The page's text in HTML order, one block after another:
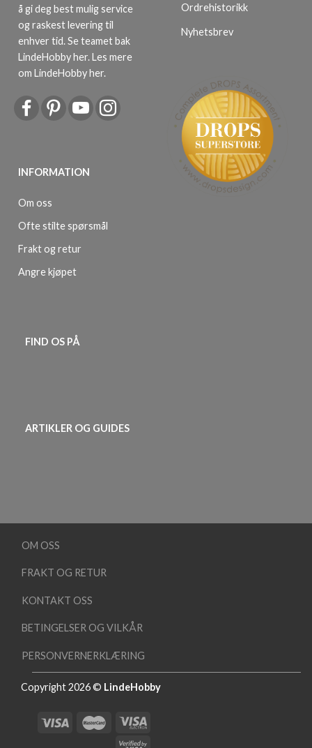
å gi deg best mulig service
og raskest levering til
enhver tid. Se teamet bak
LindeHobby her.Les mere
om LindeHobby her.
INFORMATION
Om oss
Ofte stilte spørsmål
Frakt og retur
Angre kjøpet
Ordrehistorikk
Nyhetsbrev
FIND OS PÅ
ARTIKLER OG GUIDES
OM OSS
FRAKT OG RETUR
KONTAKT OSS
BETINGELSER OG VILKÅR
PERSONVERNERKLÆRING
Copyright 2026 © LindeHobby